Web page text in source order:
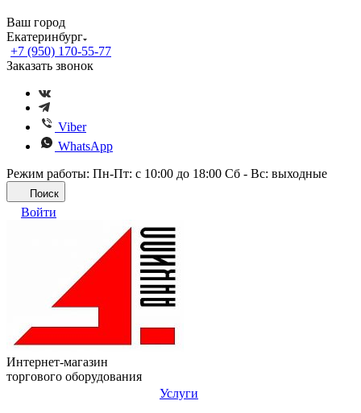
Ваш город
Екатеринбург
+7 (950) 170-55-77
Заказать звонок
Viber
WhatsApp
Режим работы: Пн-Пт: с 10:00 до 18:00 Сб - Вс: выходные
Поиск
Войти
Интернет-магазин
торгового оборудования
Услуги